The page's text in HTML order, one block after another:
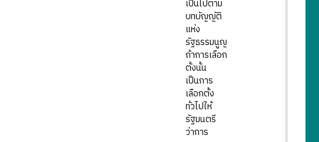
เป็นไปตาม
บทบัญญัติ
แห่ง
รัฐธรรมนูญ
ถ้าการเลือก
ตั้งนั้น
เป็นการ
เลือกตั้ง
ทั่วไปให้
รัฐมนตรี
ว่าการ